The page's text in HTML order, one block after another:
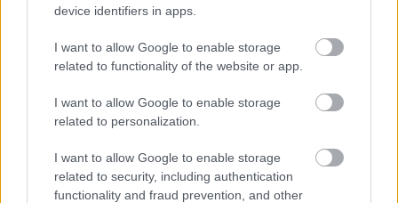
device identifiers in apps.
I want to allow Google to enable storage
related to functionality of the website or app.
I want to allow Google to enable storage
related to personalization.
I want to allow Google to enable storage
related to security, including authentication
functionality and fraud prevention, and other
Az olajkereslet azonban rövid távon
rugalmatlan, és ebben a helyzetben a
nyersolaj hordójának árfolyama elérheti a
180 dollárt, ha az öbölmenti termelők
exportja továbbra sem tud eljutni a piacra